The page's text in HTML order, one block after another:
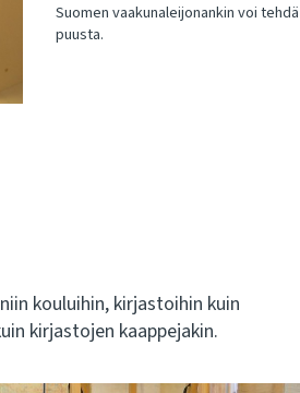
Suomen vaakunaleijonankin voi tehdä
puusta.
kouluihin, kirjastoihin kuin
kirjastojen kaappejakin.